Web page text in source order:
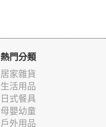
熱門分類
居家雜貨
生活用品
日式餐具
母嬰幼童
戶外用品